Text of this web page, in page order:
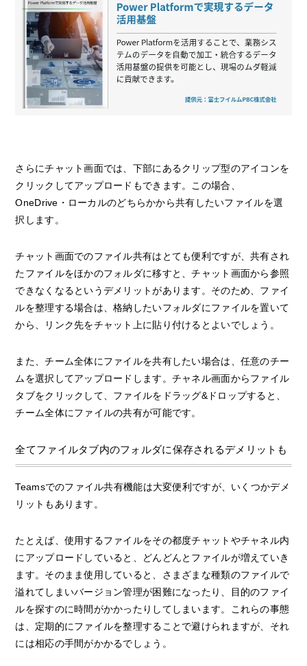
さらにチャット画面では、下部にあるクリップ型のアイコンを
クリックしてアップロードもできます。この場合、
OneDrive・ローカルのどちらかから共有したいファイルを選
択します。
チャット画面でのファイル共有はとても便利ですが、共有され
たファイルをほかのフォルダに移すと、チャット画面から参照
できなくなるというデメリットがあります。そのため、ファイ
ルを整理する場合は、格納したいフォルダにファイルを置いて
から、リンク先をチャット上に貼り付けるとよいでしょう。
また、チーム全体にファイルを共有したい場合は、任意のチー
ムを選択してアップロードします。チャネル画面からファイル
タブをクリックして、ファイルをドラッグ&ドロップすると、
チーム全体にファイルの共有が可能です。
全てファイルタブ内のフォルダに保存されるデメリットも
Teamsでのファイル共有機能は大変便利ですが、いくつかデメ
リットもあります。
たとえば、使用するファイルをその都度チャットやチャネル内
にアップロードしていると、どんどんとファイルが増えていき
ます。そのまま使用していると、さまざまな種類のファイルで
溢れてしまいバージョン管理が困難になったり、目的のファイ
ルを探すのに時間がかかったりしてしまいます。これらの事態
は、定期的にファイルを整理することで避けられますが、それ
には相応の手間がかかるでしょう。